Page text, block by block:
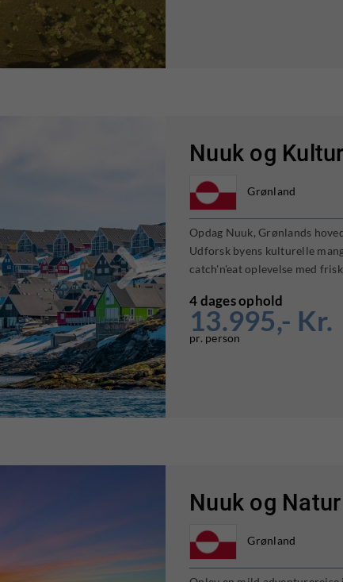

Nuuk og Kultur
Grønland
Opdag Nuuk, Grønlands
Udforsk byens kulturelle
catch'n'eat oplevelse med
4 dages ophold
13.995,- Kr.
pr. person
Nuuk og
Grønland